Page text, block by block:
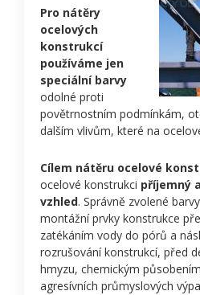
Pro nátěry
ocelových
konstrukcí
používáme jen
speciální barvy
odolné proti
povětrnostním podmínkám,
dalším vlivům, které na
Cílem nátěru ocelové
ocelové konstrukci příjemný
vzhled. Správně zvolené barvy
montážní prvky konstrukce
zatékáním vody do pórů a
rozrušování konstrukcí, před
hmyzu, chemickým
agresívních průmyslových